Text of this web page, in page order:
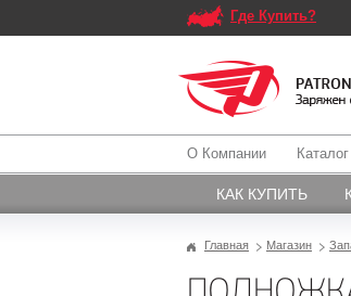
Где Купить?
О Компании
КАК КУПИТЬ
Главная Магазин